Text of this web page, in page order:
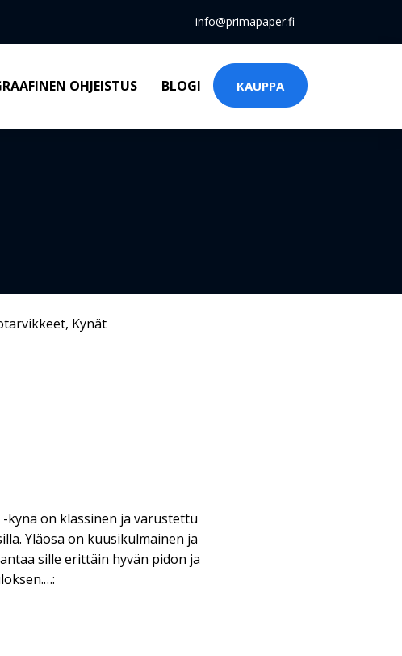
info@primapaper.fi
OHJEISTUS BLOGI KAUPPA
, Kynät
kynä on klassinen ja varustettu
Yläosa on kuusikulmainen ja
sille erittäin hyvän pidon ja